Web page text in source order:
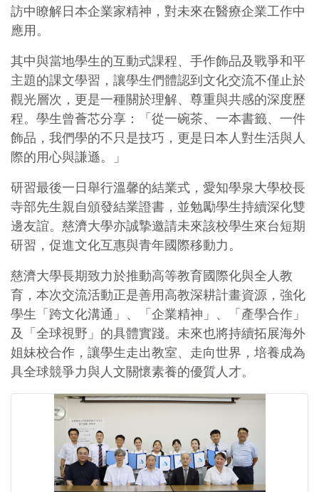
訪中瞭解日本企業家精神，對未來在醫療企業工作中
應用。
其中與當地學生的互動式課程、手作飾品及戰爭和平
主題的課文學習，讓學生們體認到文化交流不僅止於
觀光層次，更是一種關於理解、尊重與共感的深度歷
程。學生曾薈芯分享：「從一碗茶、一本書籤、一件
飾品，我們學的不只是技巧，更是日本人對生活與人
際的用心與謙遜。」
研習最後一日舉行溫馨的結業式，愛知學泉大學校長
寺部先生親自頒發結業證書，並勉勵學生持續深化雙
邊友誼。慈濟大學亦誠摯邀請未來該校學生來台短期
研習，促進文化互惠與青年國際移動力。
慈濟大學長期致力於推動高等教育國際化與全人教
育，本次交流活動正是善用高教深耕計畫資源，強化
學生「跨文化溝通」、「企業精神」、「產學合作」
及「全球視野」的具體實踐。未來也將持續拓展海外
姐妹校合作，讓學生走出教室、走向世界，培養成為
具全球競爭力與人文關懷素養的優質人才。